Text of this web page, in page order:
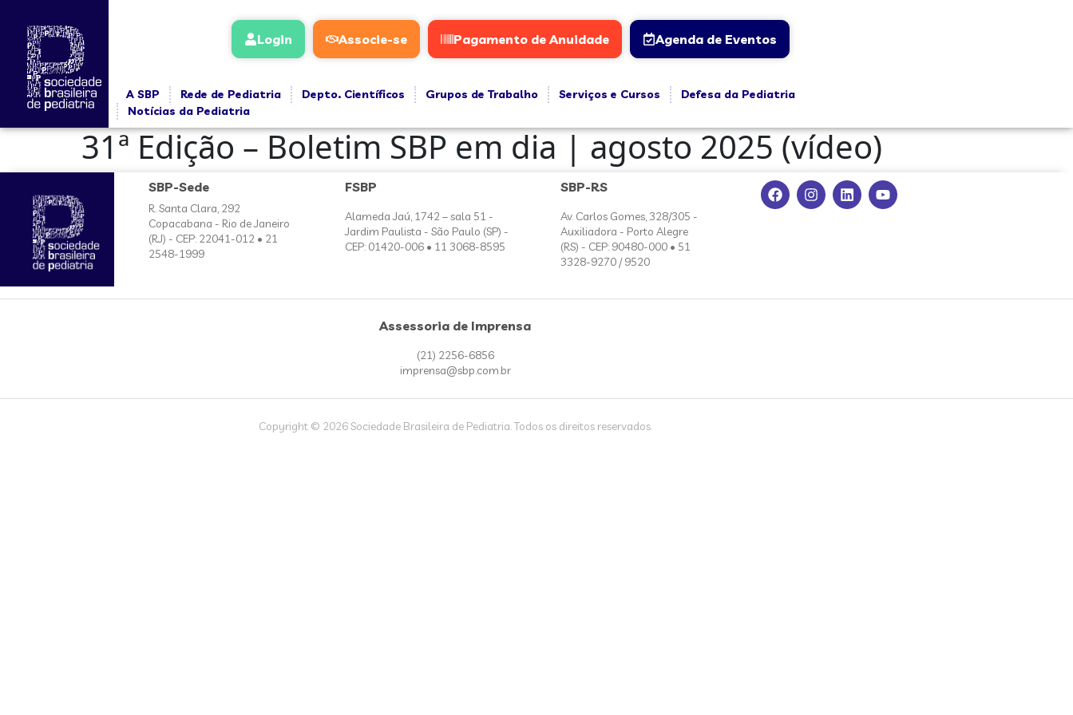
Login Associe-se Pagamento de Anuidade Agenda de Eventos
A SBP Rede de Pediatria Depto. Científicos Grupos de Trabalho Serviços e Cursos
Defesa da Pediatria
Notícias da Pediatria
31ª Edição – Boletim SBP em dia | agosto 2025 (vídeo)
SBP-Sede
R. Santa Clara, 292
Copacabana - Rio de Janeiro
(RJ) - CEP: 22041-012 • 21
2548-1999
FSBP
Alameda Jaú, 1742 – sala 51 -
Jardim Paulista - São Paulo (SP) -
CEP: 01420-006 • 11 3068-8595
SBP-RS
Av. Carlos Gomes, 328/305 -
Auxiliadora - Porto Alegre
(RS) - CEP: 90480-000 • 51
3328-9270 / 9520
Assessoria de Imprensa
(21) 2256-6856
imprensa@sbp.com.br
Copyright © 2026 Sociedade Brasileira de Pediatria. Todos os direitos reservados.